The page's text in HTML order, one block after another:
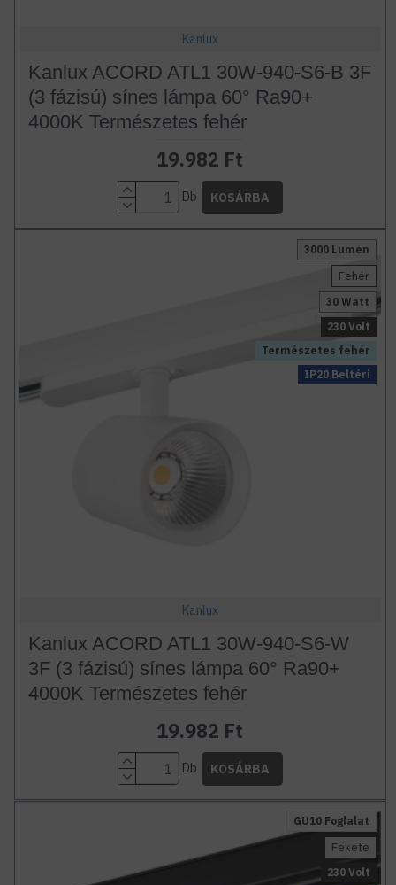
Kanlux
Kanlux ACORD ATL1 30W-940-S6-B 3F
(3 fázisú) sínes lámpa 60° Ra90+
4000K Természetes fehér
19.982 Ft
Db KOSÁRBA
Természetes fehér
3000 Lumen
IP20 Beltéri
Fehér
30 Watt
230 Volt
Kanlux
Kanlux ACORD ATL1 30W-940-S6-W
3F (3 fázisú) sínes lámpa 60° Ra90+
4000K Természetes fehér
19.982 Ft
Db KOSÁRBA
GU10 Foglalat
Fekete
230 Volt